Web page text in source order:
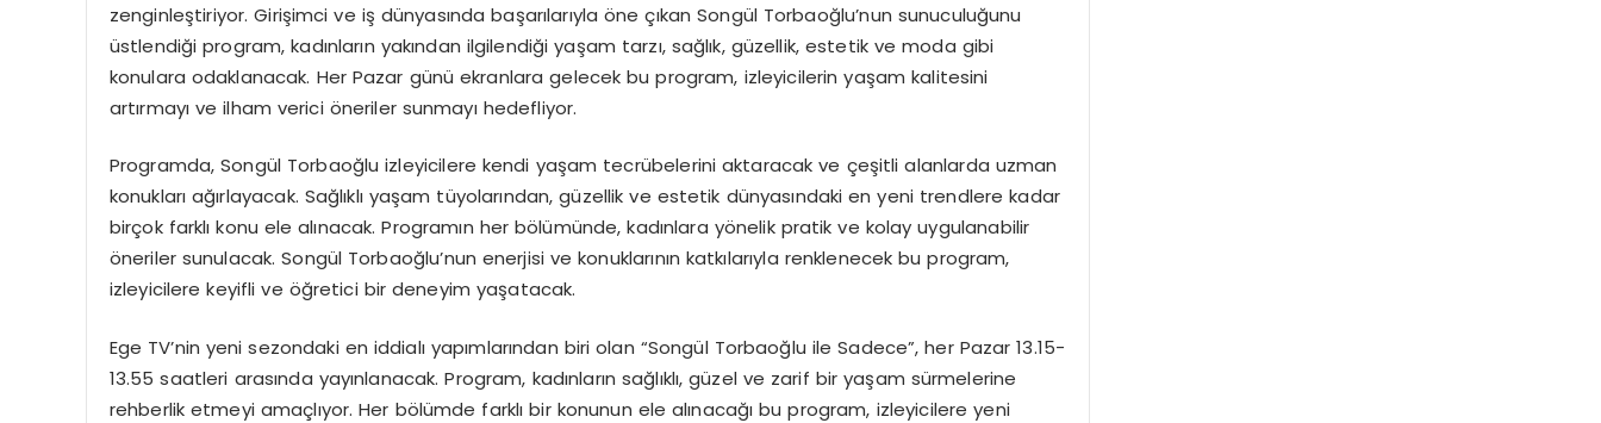
zenginleştiriyor. Girişimci ve iş dünyasında başarılarıyla öne çıkan Songül Torbaoğlu’nun sunuculuğunu
üstlendiği program, kadınların yakından ilgilendiği yaşam tarzı, sağlık, güzellik, estetik ve moda gibi
konulara odaklanacak. Her Pazar günü ekranlara gelecek bu program, izleyicilerin yaşam kalitesini
artırmayı ve ilham verici öneriler sunmayı hedefliyor.
Programda, Songül Torbaoğlu izleyicilere kendi yaşam tecrübelerini aktaracak ve çeşitli alanlarda uzman
konukları ağırlayacak. Sağlıklı yaşam tüyolarından, güzellik ve estetik dünyasındaki en yeni trendlere kadar
birçok farklı konu ele alınacak. Programın her bölümünde, kadınlara yönelik pratik ve kolay uygulanabilir
öneriler sunulacak. Songül Torbaoğlu’nun enerjisi ve konuklarının katkılarıyla renklenecek bu program,
izleyicilere keyifli ve öğretici bir deneyim yaşatacak.
Ege TV’nin yeni sezondaki en iddialı yapımlarından biri olan “Songül Torbaoğlu ile Sadece”, her Pazar 13.15-
13.55 saatleri arasında yayınlanacak. Program, kadınların sağlıklı, güzel ve zarif bir yaşam sürmelerine
rehberlik etmeyi amaçlıyor. Her bölümde farklı bir konunun ele alınacağı bu program, izleyicilere yeni